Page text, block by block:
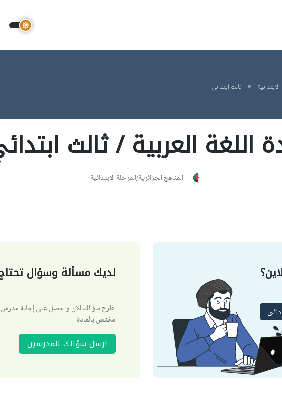
ثالث ابتدائي
اللغة العربية / ثالث
المناهج الجزائرية/المرحلة الابتدائية
لديك مسألة وسؤال
اطرح سؤالك الان واحصل على إجابة
مختص بالمادة
ارسل سؤالك للمدرسين